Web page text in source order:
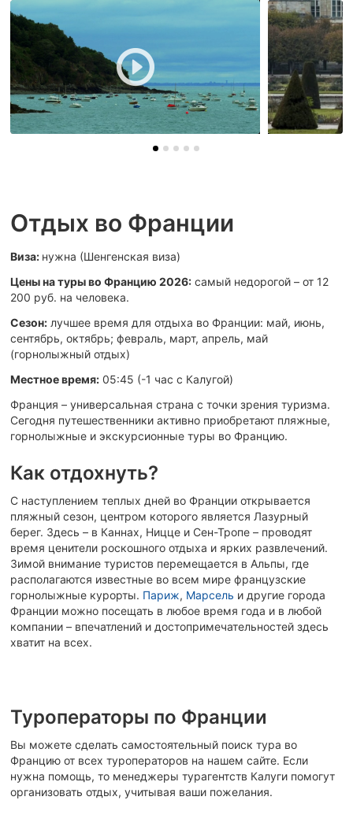
Отдых во Франции
Виза: нужна (Шенгенская виза)
Цены на туры во Францию 2026: самый недорогой – от 12
200 руб. на человека.
Сезон: лучшее время для отдыха во Франции: май, июнь,
сентябрь, октябрь; февраль, март, апрель, май
(горнолыжный отдых)
Местное время: 05:45 (-1 час c Калугой)
Франция – универсальная страна с точки зрения туризма.
Сегодня путешественники активно приобретают пляжные,
горнолыжные и экскурсионные туры во Францию.
Как отдохнуть?
С наступлением теплых дней во Франции открывается
пляжный сезон, центром которого является Лазурный
берег. Здесь – в Каннах, Ницце и Сен-Тропе – проводят
время ценители роскошного отдыха и ярких развлечений.
Зимой внимание туристов перемещается в Альпы, где
располагаются известные во всем мире французские
горнолыжные курорты. Париж, Марсель и другие города
Франции можно посещать в любое время года и в любой
компании – впечатлений и достопримечательностей здесь
хватит на всех.
Туроператоры по Франции
Вы можете сделать самостоятельный поиск тура во
Францию от всех туроператоров на нашем сайте. Если
нужна помощь, то менеджеры турагентств Калуги помогут
организовать отдых, учитывая ваши пожелания.